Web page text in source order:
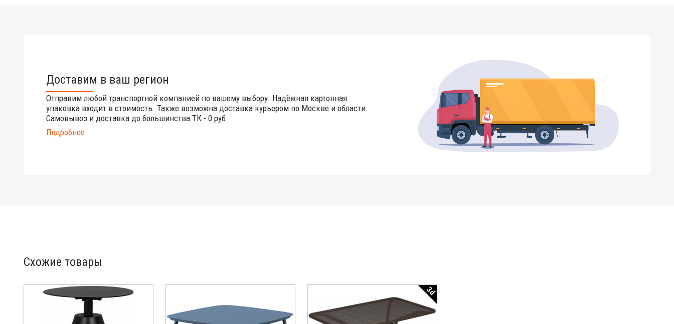
Доставим в ваш регион
Отправим любой транспортной компанией по вашему выбору. Надёжная картонная
упаковка входит в стоимость. Также возможна доставка курьером по Москве и области.
Самовывоз и доставка до большинства ТК - 0 руб.
Подробнее
Схожие товары
3d